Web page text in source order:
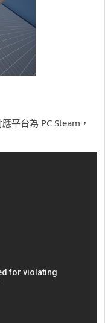
平台為 PC Steam，